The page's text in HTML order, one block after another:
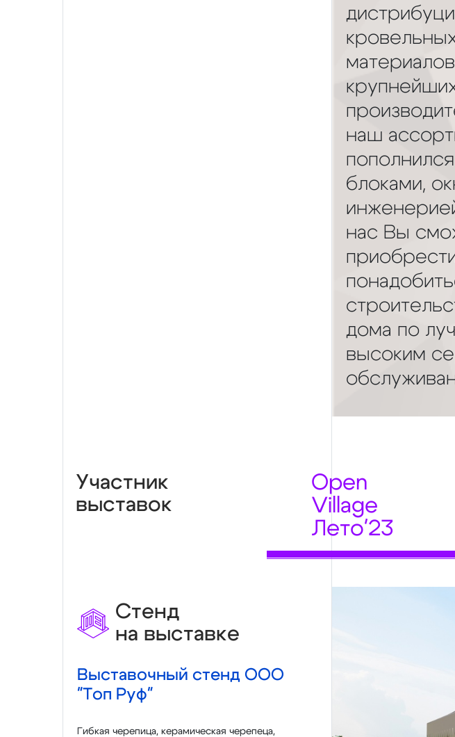
наш
блоками,
нас Вы
дома по
высоким
Участник
выставок
Open
Village
Лето'23
Стенд
на выставке
Выставочный стенд ООО
"Топ Руф"
Гибкая черепица, керамическая черепеца,